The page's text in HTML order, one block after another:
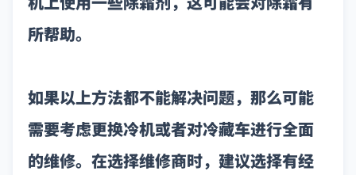
所帮助。
如果以上方法都不能解决问题，那么可能
需要考虑更换冷机或者对冷藏车进行全面
的维修。在选择维修商时，建议选择有经